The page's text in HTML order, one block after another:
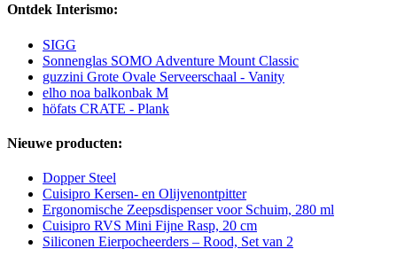
Ontdek Interismo:
SIGG
Sonnenglas SOMO Adventure Mount Classic
guzzini Grote Ovale Serveerschaal - Vanity
elho noa balkonbak M
höfats CRATE - Plank
Nieuwe producten:
Dopper Steel
Cuisipro Kersen- en Olijvenontpitter
Ergonomische Zeepsdispenser voor Schuim, 280 ml
Cuisipro RVS Mini Fijne Rasp, 20 cm
Siliconen Eierpocheerders – Rood, Set van 2